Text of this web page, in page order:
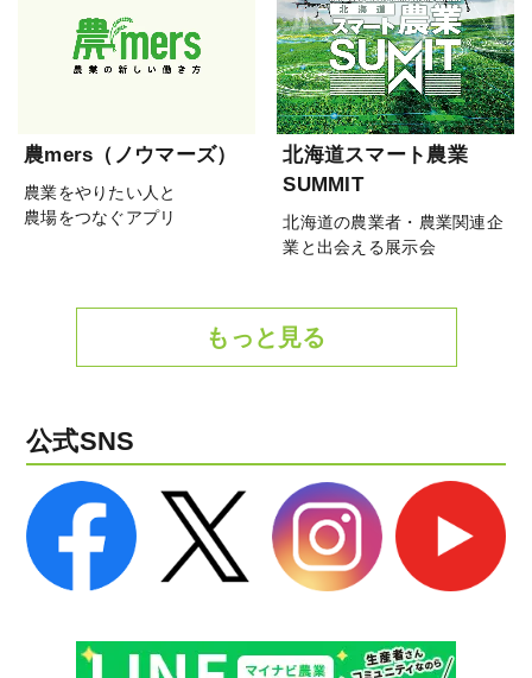
農mers（ノウマーズ）
農業をやりたい人と
農場をつなぐアプリ
北海道スマート農業
SUMMIT
北海道の農業者・農業関連企
業と出会える展示会
もっと見る
公式SNS